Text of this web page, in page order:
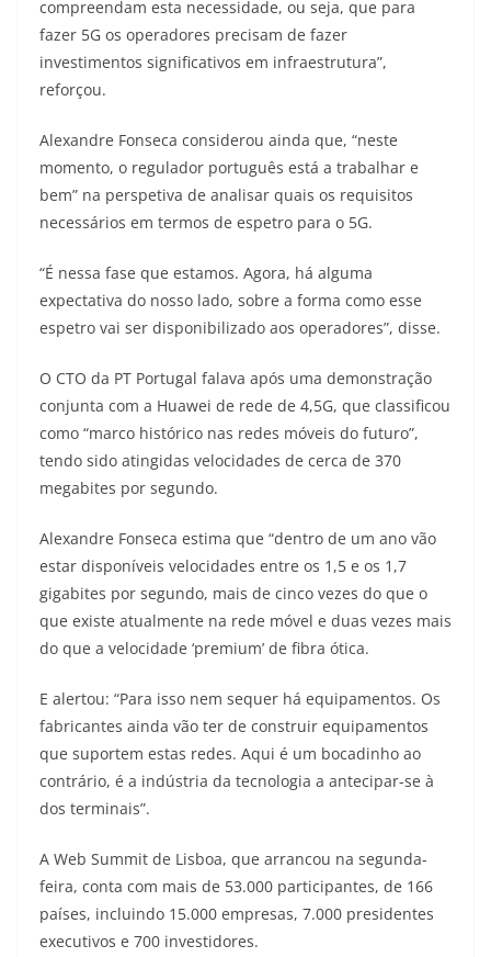
compreendam esta necessidade, ou seja, que para
fazer 5G os operadores precisam de fazer
investimentos significativos em infraestrutura”,
reforçou.
Alexandre Fonseca considerou ainda que, “neste
momento, o regulador português está a trabalhar e
bem” na perspetiva de analisar quais os requisitos
necessários em termos de espetro para o 5G.
“É nessa fase que estamos. Agora, há alguma
expectativa do nosso lado, sobre a forma como esse
espetro vai ser disponibilizado aos operadores”, disse.
O CTO da PT Portugal falava após uma demonstração
conjunta com a Huawei de rede de 4,5G, que classificou
como “marco histórico nas redes móveis do futuro”,
tendo sido atingidas velocidades de cerca de 370
megabites por segundo.
Alexandre Fonseca estima que “dentro de um ano vão
estar disponíveis velocidades entre os 1,5 e os 1,7
gigabites por segundo, mais de cinco vezes do que o
que existe atualmente na rede móvel e duas vezes mais
do que a velocidade ‘premium’ de fibra ótica.
E alertou: “Para isso nem sequer há equipamentos. Os
fabricantes ainda vão ter de construir equipamentos
que suportem estas redes. Aqui é um bocadinho ao
contrário, é a indústria da tecnologia a antecipar-se à
dos terminais”.
A Web Summit de Lisboa, que arrancou na segunda-
feira, conta com mais de 53.000 participantes, de 166
países, incluindo 15.000 empresas, 7.000 presidentes
executivos e 700 investidores.